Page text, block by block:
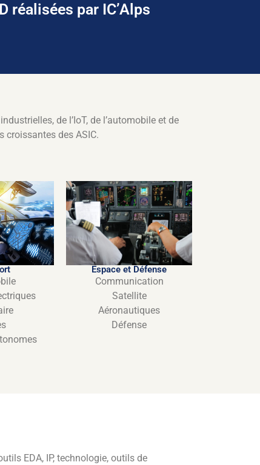
réalisées par IC’Alps
de l’IoT, de l’automobile et de
croissantes des ASIC.
Espace et Défense
Communication
Satellite
Aéronautiques
Défense
EDA, IP, technologie, outils de